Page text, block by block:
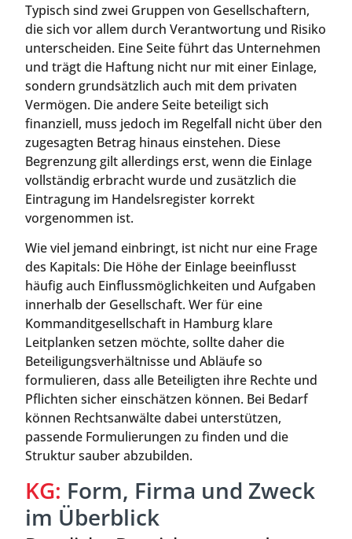
Typisch sind zwei Gruppen von Gesellschaftern,
die sich vor allem durch Verantwortung und Risiko
unterscheiden. Eine Seite führt das Unternehmen
und trägt die Haftung nicht nur mit einer Einlage,
sondern grundsätzlich auch mit dem privaten
Vermögen. Die andere Seite beteiligt sich
finanziell, muss jedoch im Regelfall nicht über den
zugesagten Betrag hinaus einstehen. Diese
Begrenzung gilt allerdings erst, wenn die Einlage
vollständig erbracht wurde und zusätzlich die
Eintragung im Handelsregister korrekt
vorgenommen ist.
Wie viel jemand einbringt, ist nicht nur eine Frage
des Kapitals: Die Höhe der Einlage beeinflusst
häufig auch Einflussmöglichkeiten und Aufgaben
innerhalb der Gesellschaft. Wer für eine
Kommanditgesellschaft in Hamburg klare
Leitplanken setzen möchte, sollte daher die
Beteiligungsverhältnisse und Abläufe so
formulieren, dass alle Beteiligten ihre Rechte und
Pflichten sicher einschätzen können. Bei Bedarf
können Rechtsanwälte dabei unterstützen,
passende Formulierungen zu finden und die
Struktur sauber abzubilden.
KG: Form, Firma und Zweck
im Überblick